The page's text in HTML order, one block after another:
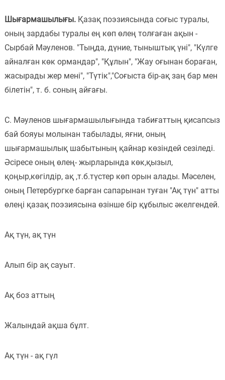
Шығармашылығы.Қазақ поэзиясында соғыс туралы,
оның зардабы туралы ең көп өлең толғаған ақын -
Сырбай Мәуленов. "Тыңда, дүние, тыныштық үні", "Күлге
айналған көк ормандар", "Құлын", "Жау оғынан бораған,
жасырады жер мені", "Түтік","Соғыста бір-ақ заң бар мен
білетін", т. б. соның айғағы.
С. Мәуленов шығармашылығында табиғаттың қисапсыз
бай бояуы молынан табылады, яғни, оның
шығармашылық шабытының қайнар көзіндей сезіледі.
Әсіресе оның өлең- жырларында көк,қызыл,
қоңыр,көгілдір, ақ ,т.б.түстер көп орын алады. Мәселен,
оның Петербургке барған сапарынан туған "Ақ түн" атты
өлеңі қазақ поэзиясына өзінше бір құбылыс әкелгендей.
Ақ түн, ақ түн
Алып бір ақ сауыт.
Ақ боз аттың
Жалындай ақша бұлт.
Ақ түн - ақ гүл